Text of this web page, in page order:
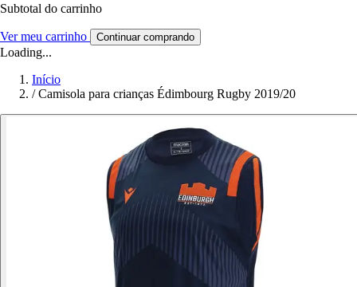
Subtotal do carrinho
Ver meu carrinho Continuar comprando
Loading...
Início
/ Camisola para crianças Édimbourg Rugby 2019/20